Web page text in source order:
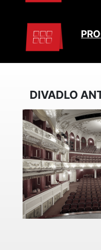
DIVADLO